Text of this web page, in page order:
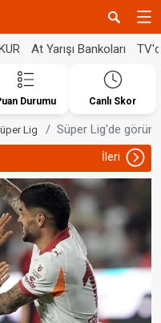
At Yarışı Bankoları
Durumu Canlı Skor
Lig Süper Lig'de
İleri